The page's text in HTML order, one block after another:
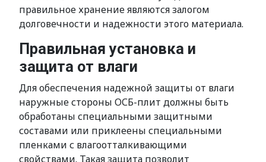
правильное хранение являются залогом
долговечности и надежности этого материала.
Правильная установка и
защита от влаги
Для обеспечения надежной защиты от влаги
наружные стороны ОСБ-плит должны быть
обработаны специальными защитными
составами или приклеены специальными
пленками с влагоотталкивающими
свойствами. Такая защита позволит